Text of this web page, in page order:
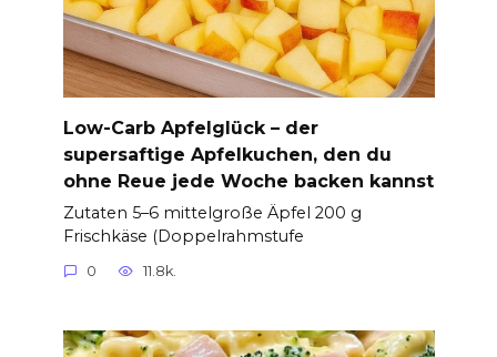
Low-Carb Apfelglück – der
supersaftige Apfelkuchen, den du
ohne Reue jede Woche backen kannst
Zutaten 5–6 mittelgroße Äpfel 200 g
Frischkäse (Doppelrahmstufe
0 11.8k.